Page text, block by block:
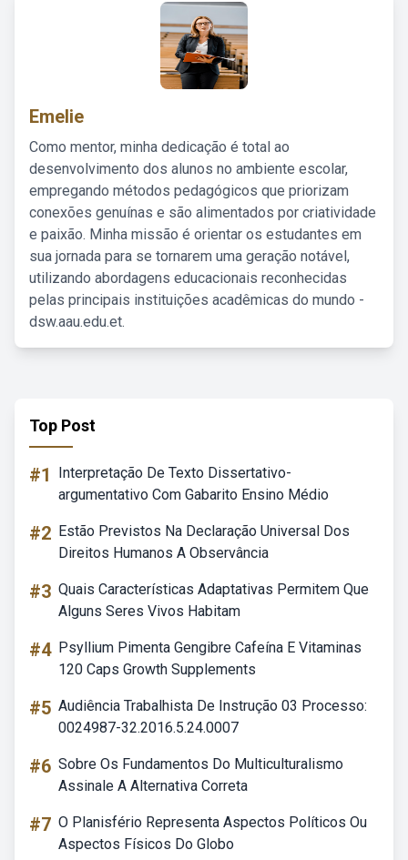
Emelie
Como mentor, minha dedicação é total ao
desenvolvimento dos alunos no ambiente escolar,
empregando métodos pedagógicos que priorizam
conexões genuínas e são alimentados por criatividade
e paixão. Minha missão é orientar os estudantes em
sua jornada para se tornarem uma geração notável,
utilizando abordagens educacionais reconhecidas
pelas principais instituições acadêmicas do mundo -
dsw.aau.edu.et.
Top Post
#1
Interpretação De Texto Dissertativo-
argumentativo Com Gabarito Ensino Médio
#2 Estão Previstos Na Declaração Universal Dos
Direitos Humanos A Observância
#3 Quais Características Adaptativas Permitem Que
Alguns Seres Vivos Habitam
#4 Psyllium Pimenta Gengibre Cafeína E Vitaminas
120 Caps Growth Supplements
#5 Audiência Trabalhista De Instrução 03 Processo:
0024987-32.2016.5.24.0007
#6 Sobre Os Fundamentos Do Multiculturalismo
Assinale A Alternativa Correta
#7 O Planisfério Representa Aspectos Políticos Ou
Aspectos Físicos Do Globo